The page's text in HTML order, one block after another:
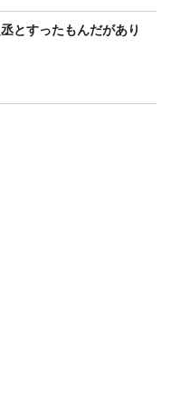
とすったもんだがあり